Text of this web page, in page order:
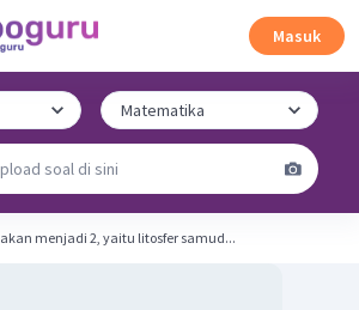
Masuk
menjadi 2, yaitu litosfer samud...